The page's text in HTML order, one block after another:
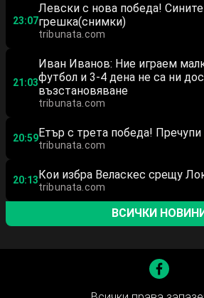
23:07
Левски с нова победа! Сините
грешка(снимки)
tribunata.com
21:03
Иван Иванов: Ние играем
футбол и 3-4 дена не са ни
възстановяване
tribunata.com
20:59Етър с трета победа!
tribunata.com
20:13Кои избра Веласкес срещу
tribunata.com
ВСИЧКИ НОВИНИ